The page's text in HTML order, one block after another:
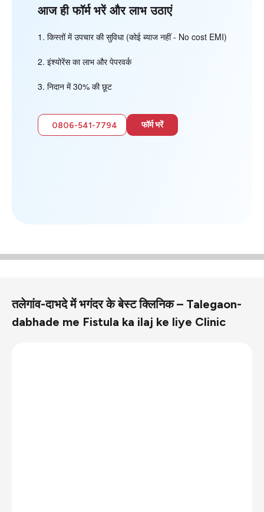
आज ही फॉर्म भरें और लाभ उठाएं
किस्तों में उपचार की सुविधा (कोई ब्याज नहीं - No cost EMI)
इंश्योरेंस का लाभ और पेपरवर्क
निदान में 30% की छूट
0806-541-7794 फॉर्म भरें
तलेगांव-दाभदे में भगंदर के बेस्ट क्लिनिक – Talegaon-
dabhade me Fistula ka ilaj ke liye Clinic